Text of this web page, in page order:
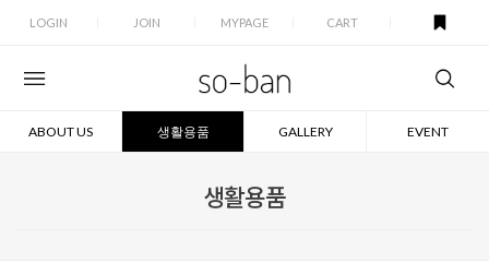
LOGIN JOIN MYPAGE CART
ABOUT US 생활용품 GALLERY EVENT
생활용품